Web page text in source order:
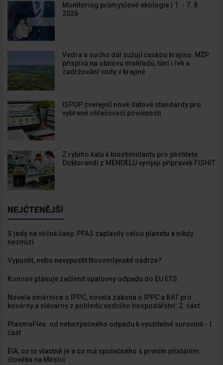
Monitoring průmyslové ekologie | 1. - 7. 8.
2026
Vedra a sucho dál sužují českou krajinu. MŽP
přispívá na obnovu mokřadů, tůní i řek a
zadržování vody v krajině
ISPOP zveřejnil nové datové standardy pro
vybrané ohlašovací povinnosti
Z rybího kalu k biostimulantu pro pěstitele.
Doktorandi z MENDELU vyvíjejí přípravek FISHIT
NEJČTENĚJŠÍ
S jedy na věčné časy. PFAS zaplavily celou planetu a nikdy
nezmizí
Vypustit, nebo nevypustit Novomlýnské nádrže?
Komise plánuje začlenit spalovny odpadu do EU ETS
Novela směrnice o IPPC, novela zákona o IPPC a BAT pro
kovárny a slévárny z pohledu vodního hospodářství: 2. část
PlasmaFlex: od nebezpečného odpadu k využitelné surovině - I.
část
EIA, co to vlastně je a co má společného s prvním přistáním
člověka na Měsíci